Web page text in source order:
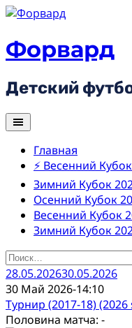
Skip
content
Форвард
Детский
Главная
⚡ Весенний
Зимний Кубок
Осенний Кубок
Весенний Кубок
Зимний Кубок
Найти:
28.05.202630.05.2026
30 Май 2026-14:10
Турнир (2017-18)
Половина матча: -